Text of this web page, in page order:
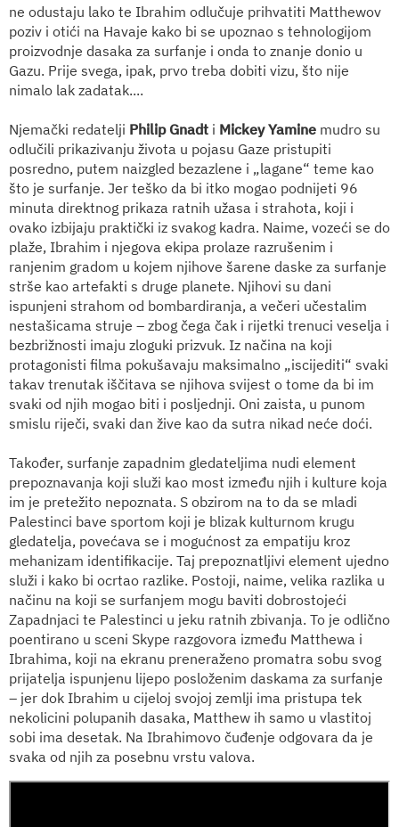
ne odustaju lako te Ibrahim odlučuje prihvatiti Matthewov
poziv i otići na Havaje kako bi se upoznao s tehnologijom
proizvodnje dasaka za surfanje i onda to znanje donio u
Gazu. Prije svega, ipak, prvo treba dobiti vizu, što nije
nimalo lak zadatak....
Njemački redatelji Philip Gnadt i Mickey Yamine mudro su
odlučili prikazivanju života u pojasu Gaze pristupiti
posredno, putem naizgled bezazlene i „lagane“ teme kao
što je surfanje. Jer teško da bi itko mogao podnijeti 96
minuta direktnog prikaza ratnih užasa i strahota, koji i
ovako izbijaju praktički iz svakog kadra. Naime, vozeći se do
plaže, Ibrahim i njegova ekipa prolaze razrušenim i
ranjenim gradom u kojem njihove šarene daske za surfanje
strše kao artefakti s druge planete. Njihovi su dani
ispunjeni strahom od bombardiranja, a večeri učestalim
nestašicama struje – zbog čega čak i rijetki trenuci veselja i
bezbrižnosti imaju zloguki prizvuk. Iz načina na koji
protagonisti filma pokušavaju maksimalno „iscijediti“ svaki
takav trenutak iščitava se njihova svijest o tome da bi im
svaki od njih mogao biti i posljednji. Oni zaista, u punom
smislu riječi, svaki dan žive kao da sutra nikad neće doći.
Također, surfanje zapadnim gledateljima nudi element
prepoznavanja koji služi kao most između njih i kulture koja
im je pretežito nepoznata. S obzirom na to da se mladi
Palestinci bave sportom koji je blizak kulturnom krugu
gledatelja, povećava se i mogućnost za empatiju kroz
mehanizam identifikacije. Taj prepoznatljivi element ujedno
služi i kako bi ocrtao razlike. Postoji, naime, velika razlika u
načinu na koji se surfanjem mogu baviti dobrostojeći
Zapadnjaci te Palestinci u jeku ratnih zbivanja. To je odlično
poentirano u sceni Skype razgovora između Matthewa i
Ibrahima, koji na ekranu preneraženo promatra sobu svog
prijatelja ispunjenu lijepo posloženim daskama za surfanje
– jer dok Ibrahim u cijeloj svojoj zemlji ima pristupa tek
nekolicini polupanih dasaka, Matthew ih samo u vlastitoj
sobi ima desetak. Na Ibrahimovo čuđenje odgovara da je
svaka od njih za posebnu vrstu valova.